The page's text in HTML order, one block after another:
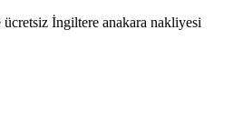
İngiltere anakara nakliyesi